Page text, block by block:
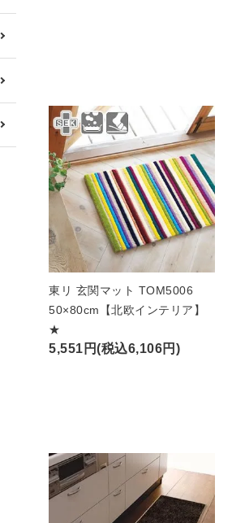
東リ 玄関マット TOM5006
50×80cm【北欧インテリア】
★
5,551円(税込6,106円)